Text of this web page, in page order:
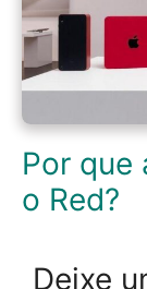
Por que
o Red?
Deixe